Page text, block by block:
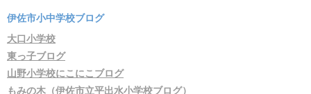
伊佐市小中学校ブログ
大口小学校
東っ子ブログ
山野小学校にこにこブログ
もみの木（伊佐市立平出水小学校ブログ）